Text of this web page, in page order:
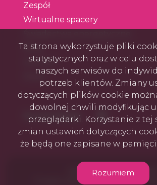
Zespół
Wirtualne spacery
Blog
Kontakt
Rodo
Social Media Facebook
NEO Nieruchomości © 2026
Program dla biur nieruchomości
Ta strona wykorzystuje pliki
statystycznych oraz w celu
naszych serwisów do
potrzeb klientów. Zmiany
dotyczących plików cookie
dowolnej chwili modyfikując
przeglądarki. Korzystanie z tej
zmian ustawień dotyczących
że będą one zapisane w pamięci
Rozumiem